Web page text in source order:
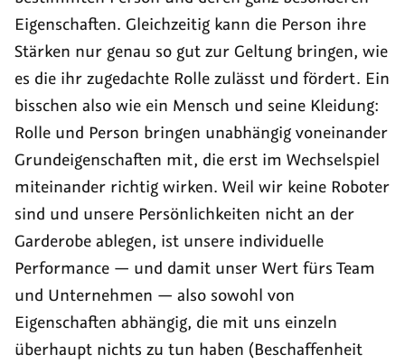
Eigenschaften. Gleichzeitig kann die Person ihre
Stärken nur genau so gut zur Geltung bringen, wie
es die ihr zugedachte Rolle zulässt und fördert. Ein
bisschen also wie ein Mensch und seine Kleidung:
Rolle und Person bringen unabhängig voneinander
Grundeigenschaften mit, die erst im Wechselspiel
miteinander richtig wirken. Weil wir keine Roboter
sind und unsere Persönlichkeiten nicht an der
Garderobe ablegen, ist unsere individuelle
Performance — und damit unser Wert fürs Team
und Unternehmen — also sowohl von
Eigenschaften abhängig, die mit uns einzeln
überhaupt nichts zu tun haben (Beschaffenheit